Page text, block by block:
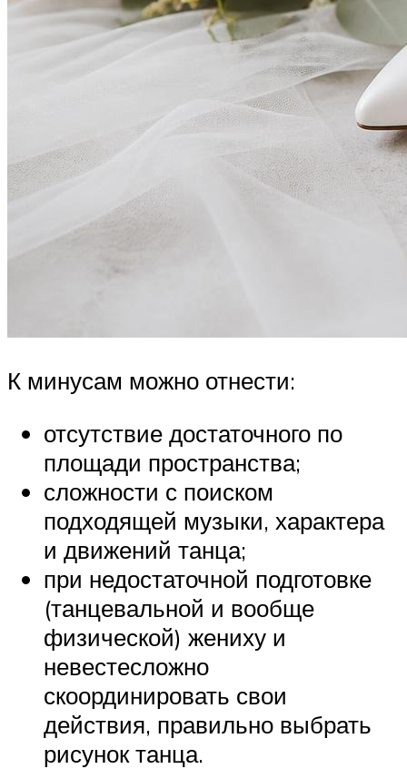
К минусам можно отнести:
отсутствие достаточного по
площади пространства;
сложности с поиском
подходящей музыки, характера
и движений танца;
при недостаточной подготовке
(танцевальной и вообще
физической) жениху и
невестесложно
скоординировать свои
действия, правильно выбрать
рисунок танца.